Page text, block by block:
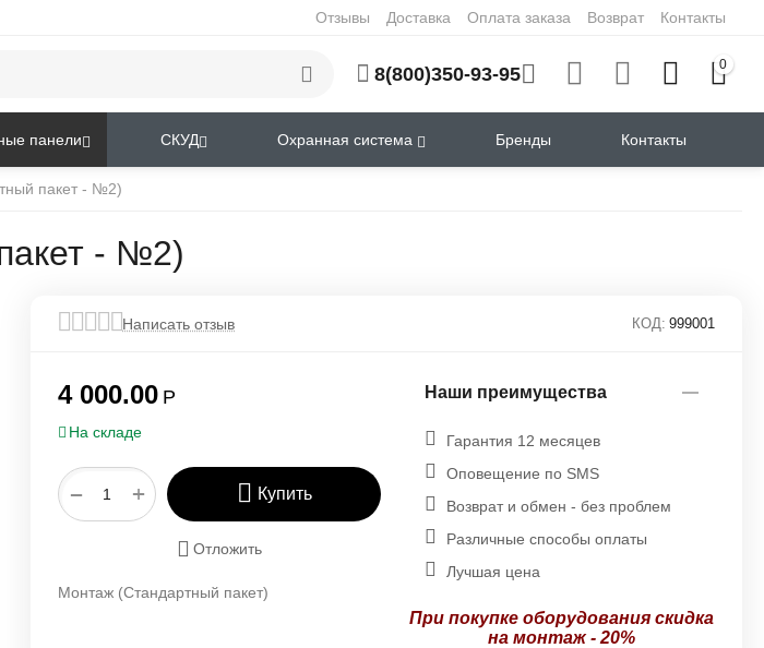
Отзывы Доставка Оплата заказа Возврат Контакты
8(800)350-93-95 0
панели СКУД Охранная система Бренды Контакты
пакет - №2)
- №2)
Написать отзыв КОД: 999001
4 000.00 Р
На складе
+
− Купить
Отложить
Монтаж (Стандартный пакет)
Наши преимущества
Гарантия 12 месяцев
Оповещение по SMS
Возврат и обмен - без проблем
Различные способы оплаты
Лучшая цена
При покупке оборудования скидка
на монтаж - 20%